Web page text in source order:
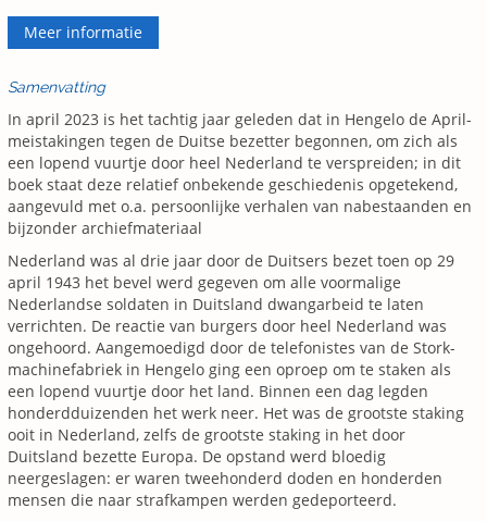
Meer informatie
Samenvatting
In april 2023 is het tachtig jaar geleden dat in Hengelo de April-
meistakingen tegen de Duitse bezetter begonnen, om zich als
een lopend vuurtje door heel Nederland te verspreiden; in dit
boek staat deze relatief onbekende geschiedenis opgetekend,
aangevuld met o.a. persoonlijke verhalen van nabestaanden en
bijzonder archiefmateriaal
Nederland was al drie jaar door de Duitsers bezet toen op 29
april 1943 het bevel werd gegeven om alle voormalige
Nederlandse soldaten in Duitsland dwangarbeid te laten
verrichten. De reactie van burgers door heel Nederland was
ongehoord. Aangemoedigd door de telefonistes van de Stork-
machinefabriek in Hengelo ging een oproep om te staken als
een lopend vuurtje door het land. Binnen een dag legden
honderdduizenden het werk neer. Het was de grootste staking
ooit in Nederland, zelfs de grootste staking in het door
Duitsland bezette Europa. De opstand werd bloedig
neergeslagen: er waren tweehonderd doden en honderden
mensen die naar strafkampen werden gedeporteerd.